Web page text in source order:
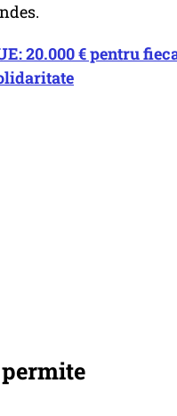
20.000 € pentru